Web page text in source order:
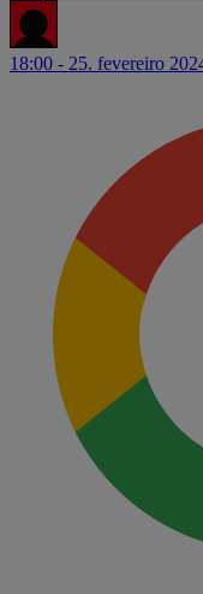
18:00 - 25. fevereiro